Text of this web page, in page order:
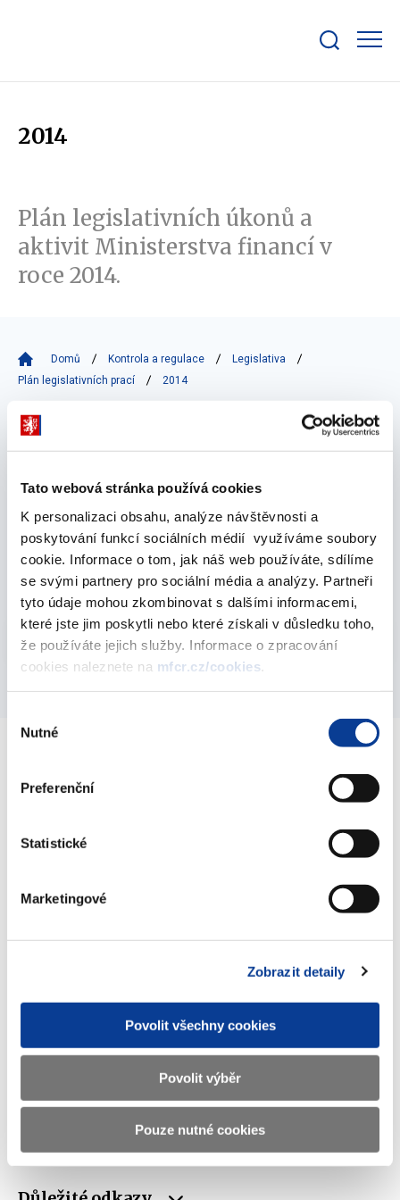
Tato webová stránka používá cookies
K personalizaci obsahu, analýze návštěvnosti a
poskytování funkcí sociálních médií využíváme soubory
cookie. Informace o tom, jak náš web používáte, sdílíme
se svými partnery pro sociální média a analýzy. Partneři
tyto údaje mohou zkombinovat s dalšími informacemi,
které jste jim poskytli nebo které získali v důsledku toho,
že používáte jejich služby. Informace o zpracování
cookies naleznete na mfcr.cz/cookies
souhlasu
Nutné
Preferenční
Statistické
Marketingové
Zobrazit detaily
Povolit všechny cookies
Povolit výběr
Pouze nutné cookies
bar
2014
Plán legislativních úkonů a
aktivit Ministerstva financí v
roce 2014.
Domů Kontrola a regulace
Legislativa
Plán legislativních prací
2014
Plán legislativních prací MF na rok 2014
24. března 2014
Výhled legislativních prací MF na léta 2015 až
2017
24. března 2014
Vyberte
2014
Ministerstvo financí ČR
Adresa
E-mail podatelna@mf.gov.cz
IČO 00006947
Weby ministerstva